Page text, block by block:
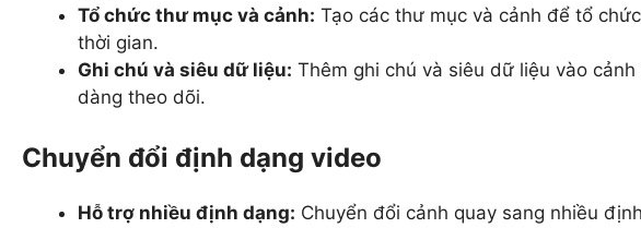
Tổ chức thư mục và cảnh: Tạo các thư mục và cảnh để tổ
thời gian.
Ghi chú và siêu dữ liệu: Thêm ghi chú và siêu dữ liệu vào
dàng theo dõi.
Chuyển đổi định dạng video
Hỗ trợ nhiều định dạng: Chuyển đổi cảnh quay sang nhiều